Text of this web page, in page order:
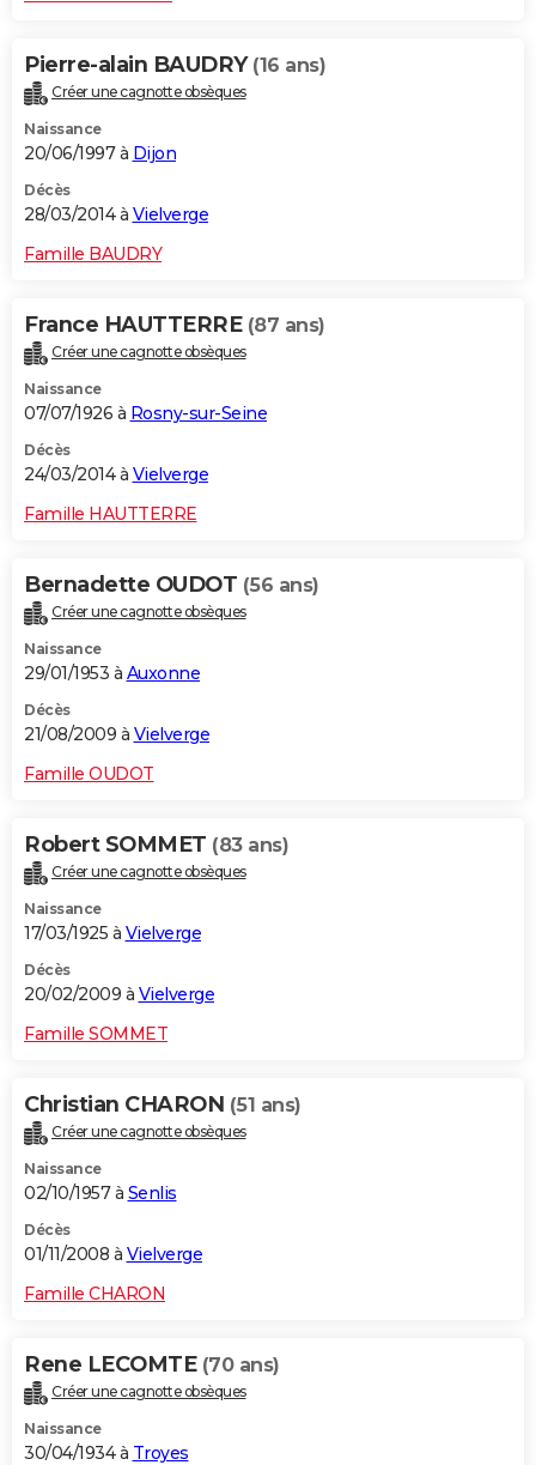
Pierre-alain BAUDRY (16 ans)
Créer une cagnotte obsèques
Naissance
20/06/1997 à Dijon
Décès
28/03/2014 à Vielverge
Famille BAUDRY
France HAUTTERRE (87 ans)
Créer une cagnotte obsèques
Naissance
07/07/1926 à Rosny-sur-Seine
Décès
24/03/2014 à Vielverge
Famille HAUTTERRE
Bernadette OUDOT (56 ans)
Créer une cagnotte obsèques
Naissance
29/01/1953 à Auxonne
Décès
21/08/2009 à Vielverge
Famille OUDOT
Robert SOMMET (83 ans)
Créer une cagnotte obsèques
Naissance
17/03/1925 à Vielverge
Décès
20/02/2009 à Vielverge
Famille SOMMET
Christian CHARON (51 ans)
Créer une cagnotte obsèques
Naissance
02/10/1957 à Senlis
Décès
01/11/2008 à Vielverge
Famille CHARON
Rene LECOMTE (70 ans)
Créer une cagnotte obsèques
Naissance
30/04/1934 à Troyes